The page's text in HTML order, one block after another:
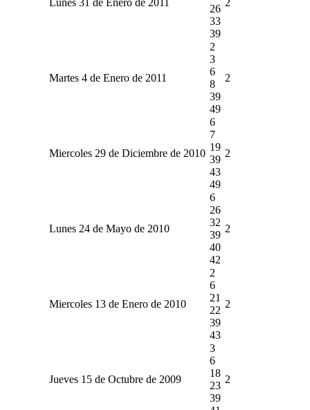
26
33
39
Martes 4 de Enero de 2011
2
3
6
8
39
49
2
Miercoles 29 de Diciembre de 2010
6
7
19
39
43
49
2
Lunes 24 de Mayo de 2010
6
26
32
39
40
42
2
Miercoles 13 de Enero de 2010
2
6
21
22
39
43
2
Jueves 15 de Octubre de 2009
3
6
18
23
39
2